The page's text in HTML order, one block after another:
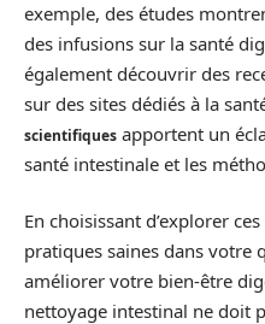
exemple, des études
des infusions sur la santé
également découvrir des
sur des sites dédiés à la
scientifiques apportent un
santé intestinale et les
En choisissant d’explorer
pratiques saines dans votre
améliorer votre bien-être
nettoyage intestinal ne doit